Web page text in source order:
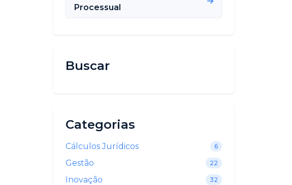
Processual
Buscar
Categorias
Cálculos Jurídicos 6
Gestão 22
Inovação 32